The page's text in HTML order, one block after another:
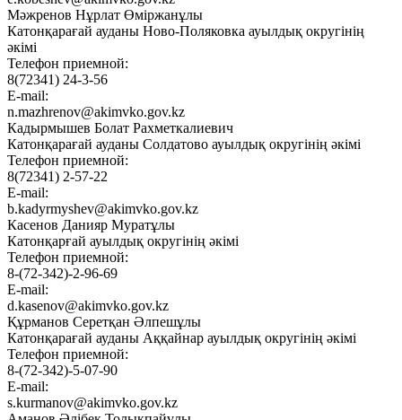
Мәжренов Нұрлат Өміржанұлы
Катонқарағай ауданы Ново-Поляковка ауылдық округінің
әкімі
Телефон приемной:
8(72341) 24-3-56
E-mail:
n.mazhrenov@akimvko.gov.kz
Кадырмышев Болат Рахметкалиевич
Катонқарағай ауданы Солдатово ауылдық округінің әкімі
Телефон приемной:
8(72341) 2-57-22
E-mail:
b.kadyrmyshev@akimvko.gov.kz
Касенов Данияр Муратұлы
Катонқарғай ауылдық округінің әкімі
Телефон приемной:
8-(72-342)-2-96-69
E-mail:
d.kasenov@akimvko.gov.kz
Құрманов Серетқан Әлпешұлы
Катонқарағай ауданы Аққайнар ауылдық округінің әкімі
Телефон приемной:
8-(72-342)-5-07-90
E-mail:
s.kurmanov@akimvko.gov.kz